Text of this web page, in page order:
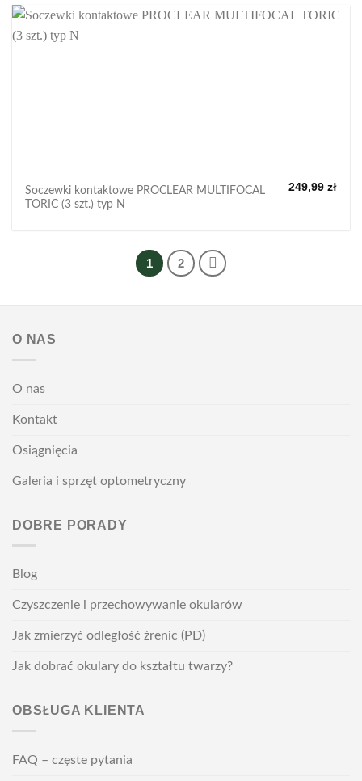
Soczewki kontaktowe PROCLEAR MULTIFOCAL
TORIC (3 szt.) typ N
249,99 zł
1 2
O NAS
O nas
Kontakt
Osiągnięcia
Galeria i sprzęt optometryczny
DOBRE PORADY
Blog
Czyszczenie i przechowywanie okularów
Jak zmierzyć odległość źrenic (PD)
Jak dobrać okulary do kształtu twarzy?
OBSŁUGA KLIENTA
FAQ – częste pytania